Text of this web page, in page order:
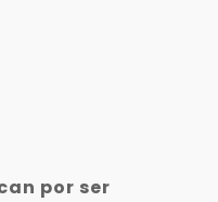
por ser